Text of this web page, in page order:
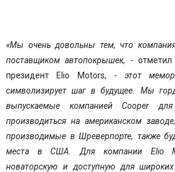
«Мы очень довольны тем, что
поставщиком автопокрышек, -
президент Elio Motors, - этот
символизирует шаг в будущее. Мы
выпускаемые компанией Cooper
производиться на американском
производимые в Шреверпорте, также
места в США. Для компании Elio
новаторскую и доступную для широких